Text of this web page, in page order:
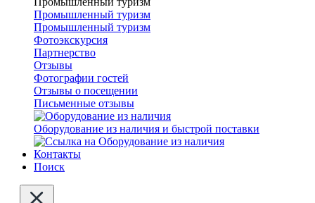
Промышленный туризм
Промышленный туризм
Фотоэкскурсия
Партнерство
Отзывы
Фотографии гостей
Отзывы о посещении
Письменные отзывы
Оборудование из наличия и быстрой поставки
Контакты
Поиск